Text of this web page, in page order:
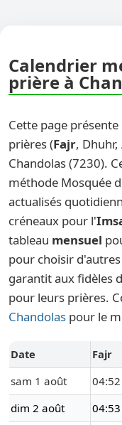
Calendrier
prière à
Cette page
prières (Fajr,
Chandolas (7230).
méthode Mosquée
actualisés
créneaux pour l'
tableau mensuel
pour choisir
garantit aux fidèles
pour leurs prières.
Chandolas pour le
Date Fajr
sam 1 août
04:52
dim 2 août
04:53